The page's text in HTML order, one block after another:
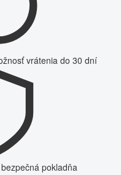
vrátenia do 30 dní
pokladňa